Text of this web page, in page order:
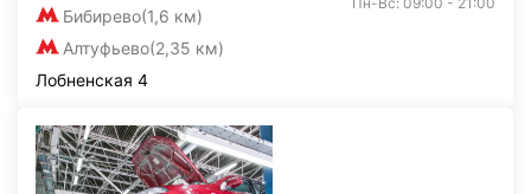
Бибирево(1,6 км)
Алтуфьево(2,35 км)
Лобненская 4